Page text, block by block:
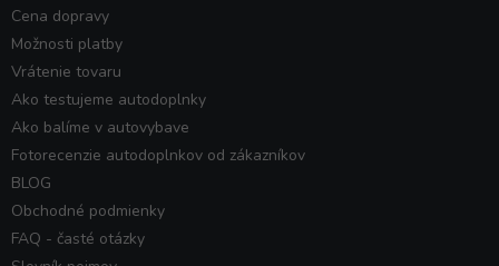
Cena dopravy
Možnosti platby
Vrátenie tovaru
Ako testujeme autodoplnky
Ako balíme v autovybave
Fotorecenzie autodoplnkov od zákazníkov
BLOG
Obchodné podmienky
FAQ - časté otázky